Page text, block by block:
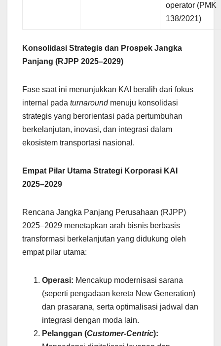
operator (PMK
138/2021)
Konsolidasi Strategis dan Prospek Jangka
Panjang (RJPP 2025–2029)
Fase saat ini menunjukkan KAI beralih dari fokus
internal pada turnaroundmenuju konsolidasi
strategis yang berorientasi pada pertumbuhan
berkelanjutan, inovasi, dan integrasi dalam
ekosistem transportasi nasional.
Empat Pilar Utama Strategi Korporasi KAI
2025–2029
Rencana Jangka Panjang Perusahaan (RJPP)
2025–2029 menetapkan arah bisnis berbasis
transformasi berkelanjutan yang didukung oleh
empat pilar utama:
Operasi: Mencakup modernisasi sarana
(seperti pengadaan kereta New Generation)
dan prasarana, serta optimalisasi jadwal dan
integrasi dengan moda lain.
Pelanggan (Customer-Centric):